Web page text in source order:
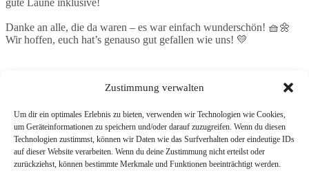
Zustimmung verwalten
Um dir ein optimales Erlebnis zu bieten, verwenden wir Technologien wie Cookies,
um Geräteinformationen zu speichern und/oder darauf zuzugreifen. Wenn du diesen
Technologien zustimmst, können wir Daten wie das Surfverhalten oder eindeutige IDs
auf dieser Website verarbeiten. Wenn du deine Zustimmung nicht erteilst oder
zurückziehst, können bestimmte Merkmale und Funktionen beeinträchtigt werden.
gute Laune inklusive!
Danke an alle, die da waren – es war einfach wunderschön! 🧺🌼
Wir hoffen, euch hat’s genauso gut gefallen wie uns! 💛
VORHERIGER NÄCHSTER
Home News Die Spielplätze Verein Kontakt